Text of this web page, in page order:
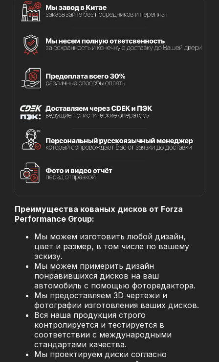
Преимущества кованых дисков от Forza
Performance Group:
Мы можем изготовить любой дизайн,
цвет и размер, в том числе по вашему
эскизу.
Мы можем примерить дизайн
понравившихся дисков на ваш
автомобиль с помощью фоторедактора.
Мы предоставляем 3D чертежи и
фотографии изготовления ваших дисков.
Вся наша продукция строго
контролируется и тестируется в
соответствии с международными
стандартами качества.
Мы проектируем диски согласно